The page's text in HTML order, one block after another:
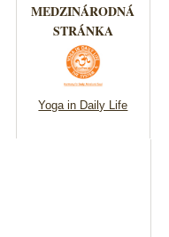
MEDZINÁRODNÁ
STRÁNKA
Yoga in Daily Life